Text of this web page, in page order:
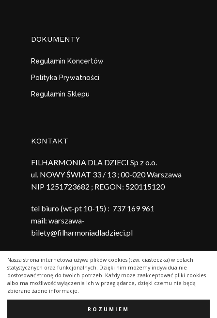
Nasza strona internetowa używa plików cookies (tzw. ciasteczka) w celach
statystycznych oraz funkcjonalnych. Dzięki nim możemy indywidualnie
dostosować stronę do twoich potrzeb. Każdy może zaakceptować pliki cookies
albo ma możliwość wyłączenia ich w przeglądarce, dzięki czemu nie będą
zbierane żadne informacje.
ROZUMIEM
Kwota: 0,00zł
Zobacz Koszyk
DOKUMENTY
Regulamin Koncertów
Polityka Prywatności
Regulamin Sklepu
KONTAKT
FILHARMONIA DLA DZIECI Sp z o.o.
ul. NOWY ŚWIAT 33 / 13 ; 00-020 Warszawa
NIP 1251723682 ; REGON: 520115120
tel biuro (wt-pt 10-15) : 737 169 961
mail: warszawa-
bilety@filharmoniadladzieci.pl
© 2026 Filharmonia Dla Dzieci